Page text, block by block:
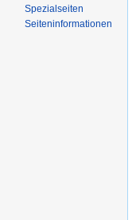
Spezialseiten
Seiten­informationen